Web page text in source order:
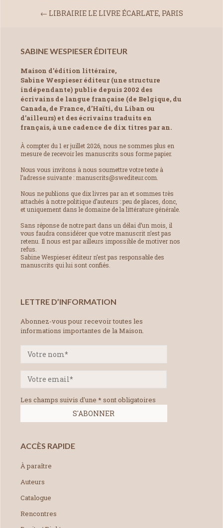
← LIBRAIRIE LE LIVRE ÉCARLATE, PARIS
SABINE WESPIESER ÉDITEUR
Maison d’édition littéraire,
Sabine Wespieser éditeur (une structure
indépendante) publie depuis 2002 des
écrivains de langue française (de Belgique, du
Canada, de France, d’Haïti, du Liban ou
d’ailleurs) et des écrivains traduits en
français, à une cadence de dix titres par an.
À compter du 1 er juillet 2026, nous ne sommes plus en
mesure de recevoir les manuscrits sous forme papier.
Nous vous invitons à nous soumettre votre texte à
l’adresse suivante : manuscrits@swediteur.com.
Nous ne publions que dix livres par an et sommes très
attachés à notre politique d’auteurs : peu de places, donc,
et uniquement dans le domaine de la littérature générale.
Sans réponse de notre part dans un délai d’un mois, il
vous faudra considérer que votre manuscrit n’est pas
retenu. Il nous est par ailleurs impossible de motiver nos
refus.
Sabine Wespieser éditeur n’est pas responsable des
manuscrits qui lui sont confiés.
LETTRE D’INFORMATION
Abonnez-vous pour recevoir toutes les
informations importantes de la Maison.
Les champs suivis d'une * sont obligatoires
ACCÈS RAPIDE
À paraître
Auteurs
Catalogue
Rencontres